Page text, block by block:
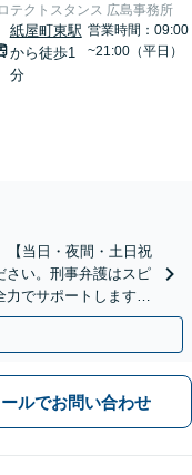
テクトスタンス 広島事務所
紙屋町東駅
から徒歩1
分
営業時間：09:00
~21:00（平日）
【当日・夜間・土日祝
さい。刑事弁護はスピ
力でサポートします。
ールでお問い合わせ